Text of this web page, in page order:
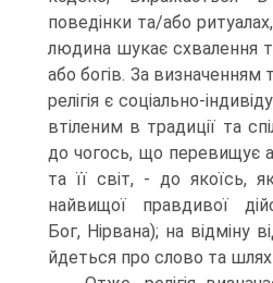
поведінки та/або
людина шукає схвалення
або богів. За визначенням
релігія є соціально-
втіленим в традиції та
до чогось, що перевищує
та її світ, - до якоїсь,
найвищої правдивої
Бог, Нірвана); на відміну
йдеться про слово та шлях